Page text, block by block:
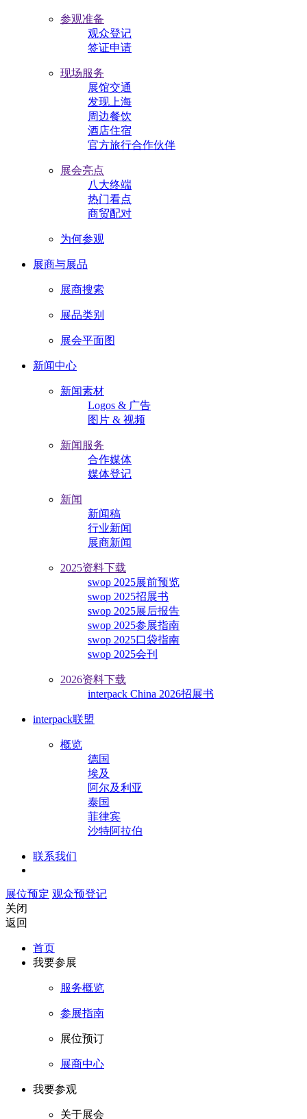
参观准备
观众登记
签证申请
现场服务
展馆交通
发现上海
周边餐饮
酒店住宿
官方旅行合作伙伴
展会亮点
八大终端
热门看点
商贸配对
为何参观
展商与展品
展商搜索
展品类别
展会平面图
新闻中心
新闻素材
Logos & 广告
图片 & 视频
新闻服务
合作媒体
媒体登记
新闻
新闻稿
行业新闻
展商新闻
2025资料下载
swop 2025展前预览
swop 2025招展书
swop 2025展后报告
swop 2025参展指南
swop 2025口袋指南
swop 2025会刊
2026资料下载
interpack China 2026招展书
interpack联盟
概览
德国
埃及
阿尔及利亚
泰国
菲律宾
沙特阿拉伯
联系我们
展位预定 观众预登记
关闭
返回
首页
我要参展
服务概览
参展指南
展位预订
展商中心
我要参观
关于展会